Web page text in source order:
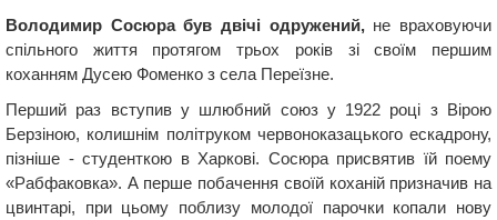
Володимир Сосюра був двічі одружений,не враховуючи
спільного життя протягом трьох років зі своїм першим
коханням Дусею Фоменко з села Переїзне.
Перший раз вступив у шлюбний союз у 1922 році з Вірою
Берзіною, колишнім політруком червоноказацького ескадрону,
пізніше - студенткою в Харкові. Сосюра присвятив їй поему
«Рабфаковка». А перше побачення своїй коханій призначив на
цвинтарі, при цьому поблизу молодої парочки копали нову